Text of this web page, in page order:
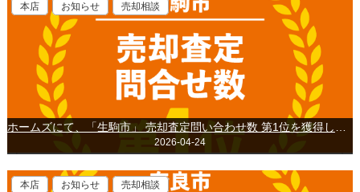
本店 お知らせ 売却相談
2026-04-24
本店 お知らせ 売却相談